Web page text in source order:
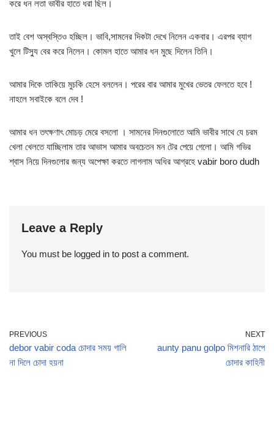
করে ধন লতা ভাবীর হাতে ধরা ছিল।
তাই বেশ অস্বস্তিও হচ্ছিল। ভাবি,সামনের দিকটা দেখে নিলেন একবার। এরপর ব্যাগ
খুলে টিস্যু বের করে নিলেন। কোমল হাতে আমার ধন মুছে দিলেন তিনি।
আমার দিকে তাকিয়ে মুচকি হেসে বললেন। পরের বার আমার মুখের ভেতর ফেলতে হবে !
নাহলে সবাইকে বলে দেব !
আমার ধন তৎক্ষণাৎ মোচড় মেরে বসলো । সামনের দিনগুলোতে আমি ভাবীর সাথে যে চরম
খেলা খেলতে যাচ্ছিলাম তার আভাস আমার অবচেতন মন টের পেয়ে গেলো। আমি গভির
শ্বাস নিয়ে দিনগুলোর জন্য অপেক্ষা করতে লাগলাম অধির আগ্রহে vabir boro dudh
Leave a Reply
You must be logged in to post a comment.
PREVIOUS
debor vabir coda চোদার সময় গালি
না দিলে চোদা হয়না
NEXT
aunty panu golpo মিশনারি ঠাপে
চোদার কাহিনী